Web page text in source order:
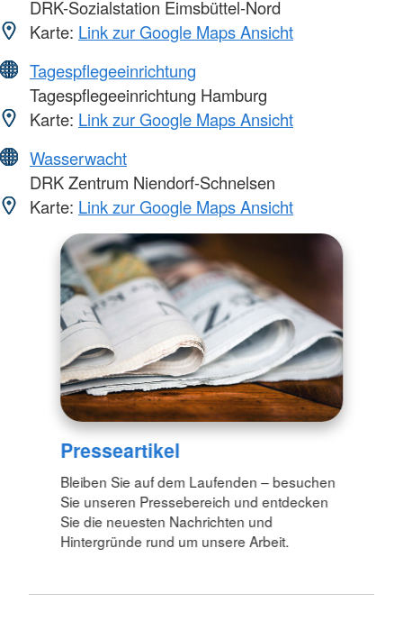
DRK-Sozialstation Eimsbüttel-Nord
Karte: Link zur Google Maps Ansicht
Tagespflegeeinrichtung
Tagespflegeeinrichtung Hamburg
Karte: Link zur Google Maps Ansicht
Wasserwacht
DRK Zentrum Niendorf-Schnelsen
Karte: Link zur Google Maps Ansicht
Presseartikel
Bleiben Sie auf dem Laufenden – besuchen
Sie unseren Pressebereich und entdecken
Sie die neuesten Nachrichten und
Hintergründe rund um unsere Arbeit.